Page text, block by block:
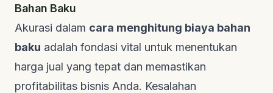
Bahan Baku
Akurasi dalam cara menghitung biaya bahan
baku adalah fondasi vital untuk menentukan
harga jual yang tepat dan memastikan
profitabilitas bisnis Anda. Kesalahan